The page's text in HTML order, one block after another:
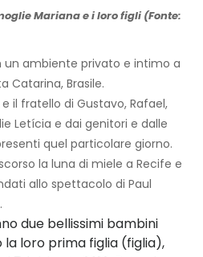
Mariana e i loro figli (Fonte:
un ambiente privato e intimo a
Catarina, Brasile.
il fratello di Gustavo, Rafael,
Letícia e dai genitori e dalle
quel particolare giorno.
la luna di miele a Recife e
allo spettacolo di Paul
due bellissimi bambini
la loro prima figlia (figlia),